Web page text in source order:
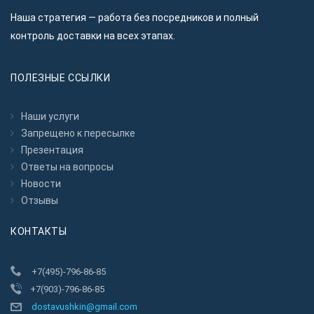
Наша стратегия — работа без посредников и полный
контроль доставки на всех этапах.
ПОЛЕЗНЫЕ ССЫЛКИ
Наши услуги
Запрещено к пересылкe
Презентация
Ответы на вопросы
Новости
Отзывы
КОНТАКТЫ
+7(495)-796-86-85
+7(903)-796-86-85
dostavushkin@gmail.com